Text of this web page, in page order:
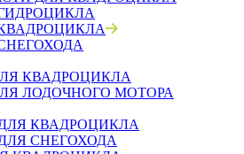
КВАДРОЦИКЛА
ЛОДОЧНОГО МОТОРА
ДЛЯ КВАДРОЦИКЛА
СНЕГОХОДА